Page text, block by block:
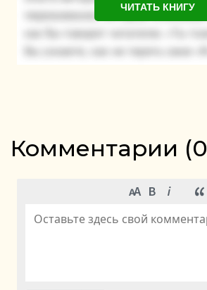
ЧИТАТЬ КНИГУ
Комментарии (0